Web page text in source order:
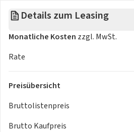
Marken Volvo, Jaguar, Land Rover,
heißen Sie herzlich willkommen bei
Details zum Leasing
Monatliche Kosten zzgl. MwSt.
Rate
Preisübersicht
Bruttolistenpreis
Brutto Kaufpreis